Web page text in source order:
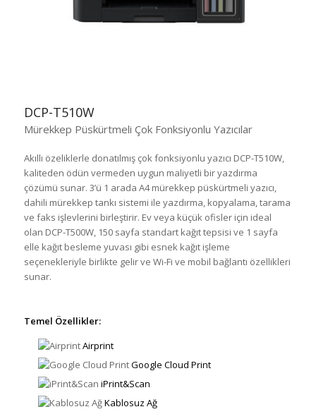
DCP-T510W
Mürekkep Püskürtmeli Çok Fonksiyonlu Yazıcılar
Akıllı özeliklerle donatılmış çok fonksiyonlu yazıcı DCP-T510W,
kaliteden ödün vermeden uygun maliyetli bir yazdırma
çözümü sunar. 3’ü 1 arada A4 mürekkep püskürtmeli yazıcı,
dahili mürekkep tankı sistemi ile yazdırma, kopyalama, tarama
ve faks işlevlerini birleştirir. Ev veya küçük ofisler için ideal
olan DCP-T500W, 150 sayfa standart kağıt tepsisi ve 1 sayfa
elle kağıt besleme yuvası gibi esnek kağıt işleme
seçenekleriyle birlikte gelir ve Wi-Fi ve mobil bağlantı özellikleri
sunar.
Temel Özellikler:
Airprint
Google Cloud Print
iPrint&Scan
Kablosuz Ağ